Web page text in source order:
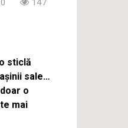
0 147
sticlă
sale…
o
mai